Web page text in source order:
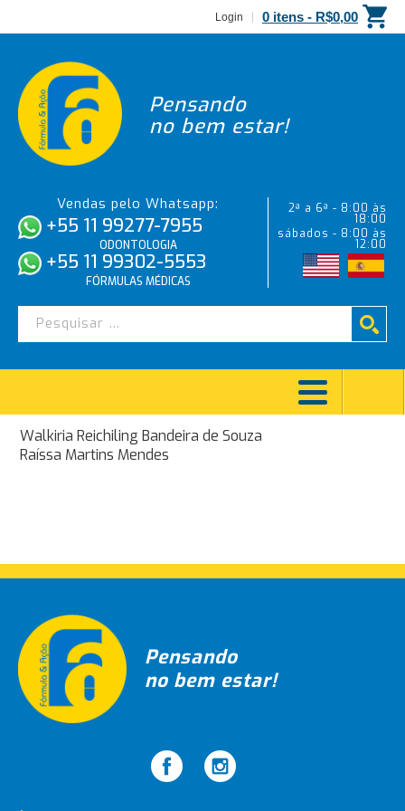
Login 0 itens - R$0,00
Pensando
no bem estar!
Vendas pelo Whatsapp:
+55 11 99277-7955
ODONTOLOGIA
+55 11 99302-5553
FÓRMULAS MÉDICAS
2ª a 6ª - 8:00 às
18:00
sábados - 8:00 às
12:00
Navegação
Walkiria Reichiling Bandeira de Souza
Raíssa Martins Mendes
Pensando
no bem estar!